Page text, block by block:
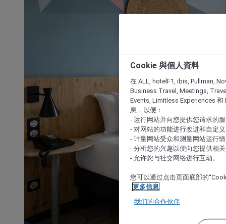
Cookie 與個人資料
在 ALL, hotelF1, ibis, Pullman,
Business Travel, Meetings,
Events, Limitless Experiences 和
息，以便：
- 运行网站并向您提供您请求的
- 对网站的功能进行改进和自定义
- 计量网站受众和测量网站运行
- 分析您的兴趣以便向您提供相
- 允许您与社交网络进行互动。
您可以通过点击页面底部的
更多信息
我们的合作伙伴